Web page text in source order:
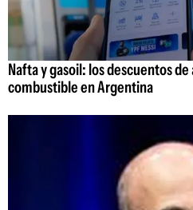
Nafta y gasoil: los descuentos
combustible en Argentina